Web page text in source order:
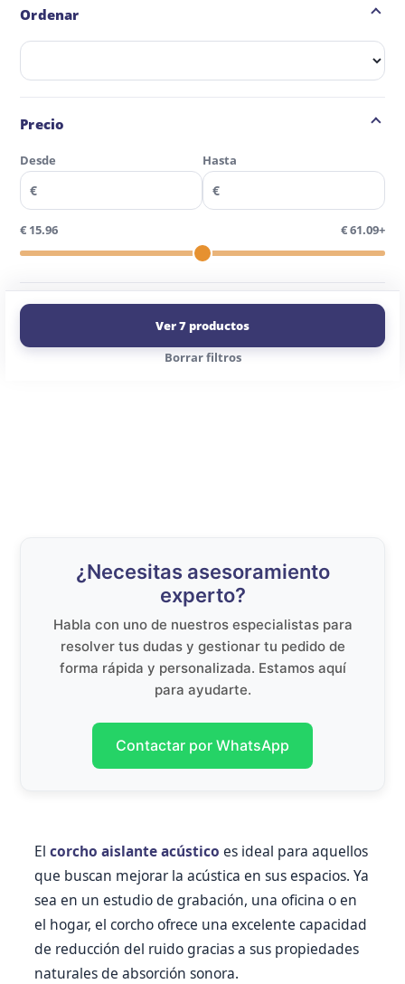
Ordenar
Ordenar:
Precio
Desde
€
Hasta
€
€ 15.96 € 61.09+
Ver 7 productos
Borrar filtros
¿Necesitas asesoramiento
experto?
Habla con uno de nuestros especialistas para
resolver tus dudas y gestionar tu pedido de
forma rápida y personalizada. Estamos aquí
para ayudarte.
Contactar por WhatsApp
Elcorcho aislante acústico es ideal para aquellos
que buscan mejorar la acústica en sus espacios. Ya
sea en un estudio de grabación, una oficina o en
el hogar, el corcho ofrece una excelente capacidad
de reducción del ruido gracias a sus propiedades
naturales de absorción sonora.